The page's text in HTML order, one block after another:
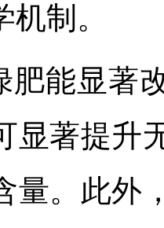
制。
肥能显著
显著提升
量。此外